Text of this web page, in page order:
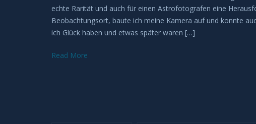
echte Rarität und auch für einen Astrofotografen eine
Beobachtungsort, baute ich meine Kamera auf und konnte
ich Glück haben und etwas später waren […]
Read More